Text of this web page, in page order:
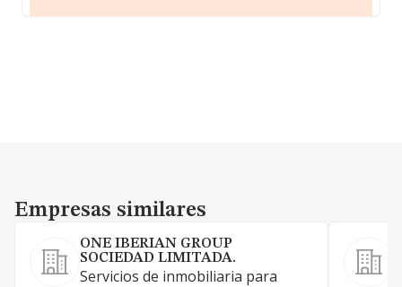
Empresas similares
Empresas similares
ONE IBERIAN GROUP
SOCIEDAD LIMITADA.
Servicios de inmobiliaria para